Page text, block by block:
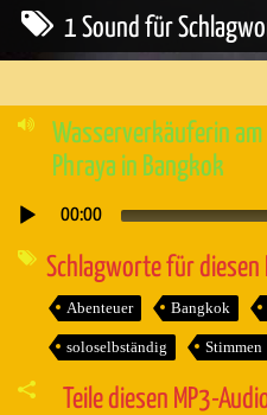
1 Sound für
Wasserverkäuferin am
Phraya in Bangkok
Audio-
00:00
Schlagworte für diesen
Abenteuer Bangkok
soloselbständig Stimmen
Teile diesen MP3-